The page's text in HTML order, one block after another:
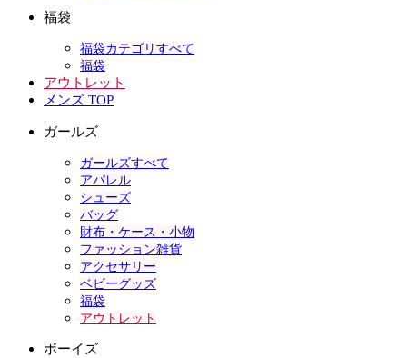
福袋
福袋カテゴリすべて
福袋
アウトレット
メンズ TOP
ガールズ
ガールズすべて
アパレル
シューズ
バッグ
財布・ケース・小物
ファッション雑貨
アクセサリー
ベビーグッズ
福袋
アウトレット
ボーイズ